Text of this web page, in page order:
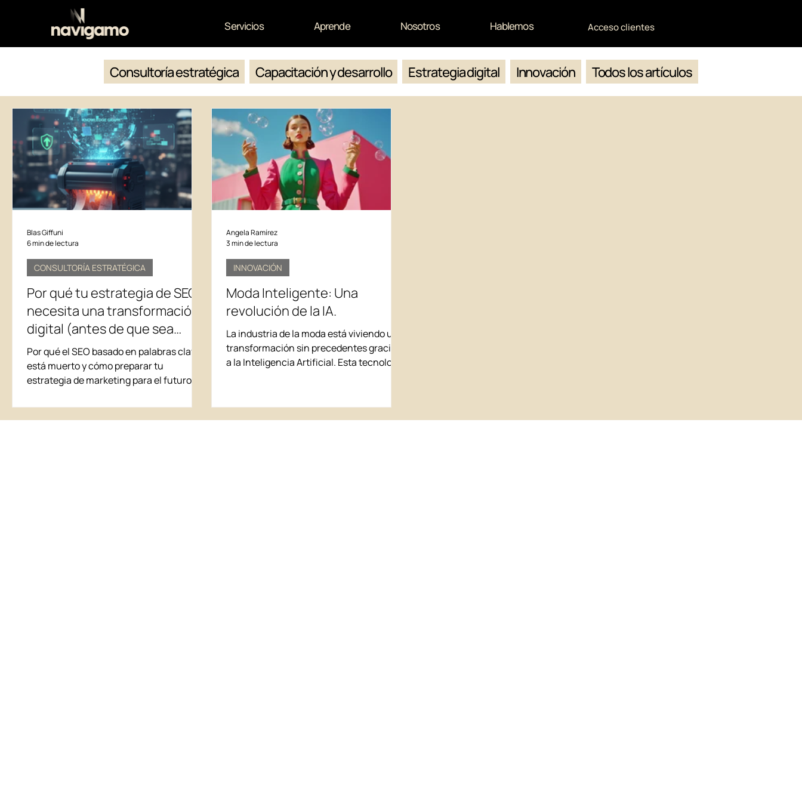
Servicios Aprende Nosotros Hablemos Acceso clientes
Consultoría estratégica Capacitación y desarrollo Estrategia digital Innovación Todos los artículos
Por qué tu estrategia de SEO
necesita una transformación
digital (antes de que sea
demasiado tarde)
Por qué el SEO basado en palabras clave
está muerto y cómo preparar tu
estrategia de marketing para el futuro en
herramientas y tácticas que funcionan
en un panorama de búsqueda basado en
CONSULTORÍA ESTRATÉGICA
Blas Giffuni
6 min de lectura
Moda Inteligente: Una
revolución de la IA.
La industria de la moda está viviendo una
transformación sin precedentes gracias
a la Inteligencia Artificial. Esta tecnología
que también está revolucionando los
procesos creativos y operativos que
INNOVACIÓN
Angela Ramírez
3 min de lectura